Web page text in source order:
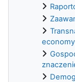
economy